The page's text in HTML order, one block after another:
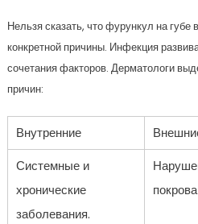
Нельзя сказать, что фурункул на губе
конкретной причины. Инфекция
сочетания факторов. Дерматологи
причин:
Внутренние
Системные и
хронические
заболевания.